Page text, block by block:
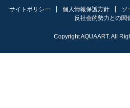
サイトポリシー 個人情報保護方針
ソ
反社会的勢力との関
Copyright AQUAART. All